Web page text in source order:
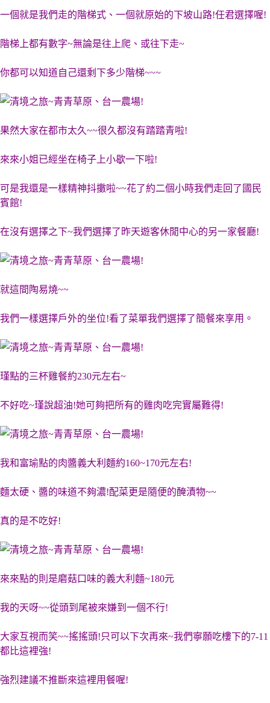
一個就是我們走的階梯式、一個就原始的下坡山路!任君選擇喔!
階梯上都有數字~無論是往上爬、或往下走~
你都可以知道自己還剩下多少階梯~~~
果然大家在都市太久~~很久都沒有踏踏青啦!
來來小姐已經坐在椅子上小歇一下啦!
可是我還是一樣精神抖擻啦~~花了約二個小時我們走回了國民
賓館!
在沒有選擇之下~我們選擇了昨天遊客休閒中心的另一家餐廳!
就這間陶易燒~~
我們一樣選擇戶外的坐位!看了菜單我們選擇了簡餐來享用。
瑾點的三杯雞餐約230元左右~
不好吃~瑾說超油!她可夠把所有的雞肉吃完實屬難得!
我和富瑜點的肉醬義大利麵約160~170元左右!
麵太硬、醬的味道不夠濃!配菜更是隨便的醃漬物~~
真的是不吃好!
來來點的則是磨菇口味的義大利麵~180元
我的天呀~~從頭到尾被來嫌到一個不行!
大家互視而笑~~搖搖頭!只可以下次再來~我們寧願吃樓下的7-11
都比這裡強!
強烈建議不推斷來這裡用餐喔!